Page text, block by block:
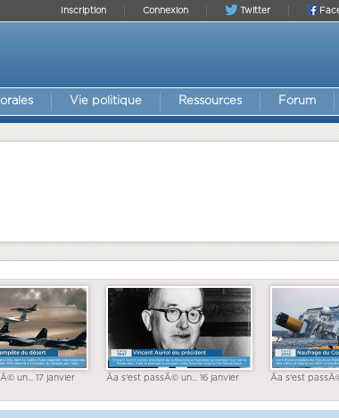
Twitter
Connexion
Inscription
Vie politique Ressources Forum
un... 17 janvier Ãa s'est passÃ© un... 16 janvier Ãa s'est